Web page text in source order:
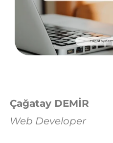
Çağatay DEMİR
Web Developer